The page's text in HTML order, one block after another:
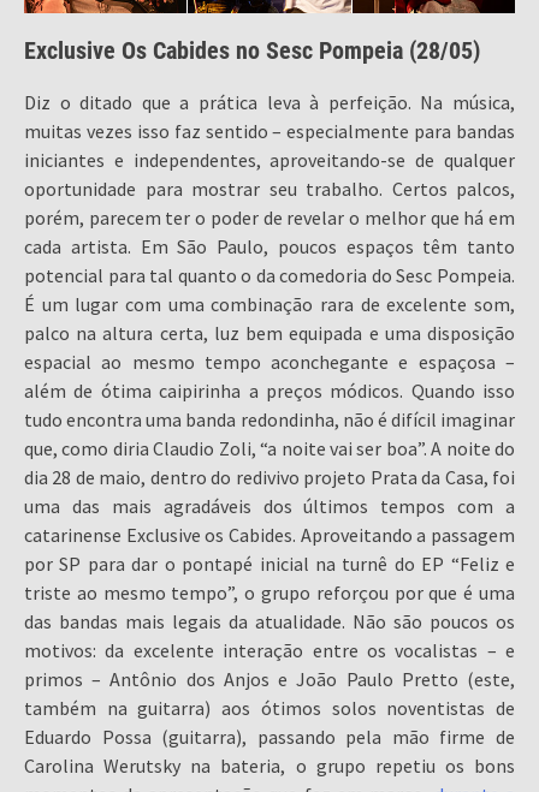
Exclusive Os Cabides no Sesc Pompeia (28/05)
Diz o ditado que a prática leva à perfeição. Na música,
muitas vezes isso faz sentido – especialmente para bandas
iniciantes e independentes, aproveitando-se de qualquer
oportunidade para mostrar seu trabalho. Certos palcos,
porém, parecem ter o poder de revelar o melhor que há em
cada artista. Em São Paulo, poucos espaços têm tanto
potencial para tal quanto o da comedoria do Sesc Pompeia.
É um lugar com uma combinação rara de excelente som,
palco na altura certa, luz bem equipada e uma disposição
espacial ao mesmo tempo aconchegante e espaçosa –
além de ótima caipirinha a preços módicos. Quando isso
tudo encontra uma banda redondinha, não é difícil imaginar
que, como diria Claudio Zoli, “a noite vai ser boa”. A noite do
dia 28 de maio, dentro do redivivo projeto Prata da Casa, foi
uma das mais agradáveis dos últimos tempos com a
catarinense Exclusive os Cabides. Aproveitando a passagem
por SP para dar o pontapé inicial na turnê do EP “Feliz e
triste ao mesmo tempo”, o grupo reforçou por que é uma
das bandas mais legais da atualidade. Não são poucos os
motivos: da excelente interação entre os vocalistas – e
primos – Antônio dos Anjos e João Paulo Pretto (este,
também na guitarra) aos ótimos solos noventistas de
Eduardo Possa (guitarra), passando pela mão firme de
Carolina Werutsky na bateria, o grupo repetiu os bons